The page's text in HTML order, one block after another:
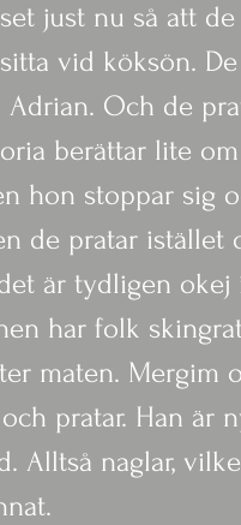
just nu så att
vid köksön.
Adrian. Och de
berättar lite
hon stoppar sig
de pratar istället
är tydligen okej
har folk
maten. Mergim
pratar. Han är
Alltså naglar,